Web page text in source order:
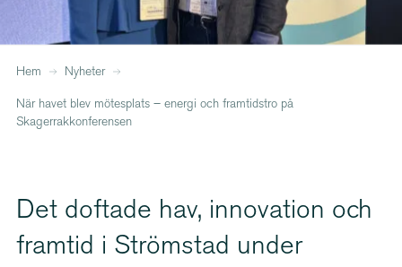
Hem Nyheter
När havet blev mötesplats – energi och framtidstro på
Skagerrakkonferensen
Det doftade hav, innovation och
framtid i Strömstad under